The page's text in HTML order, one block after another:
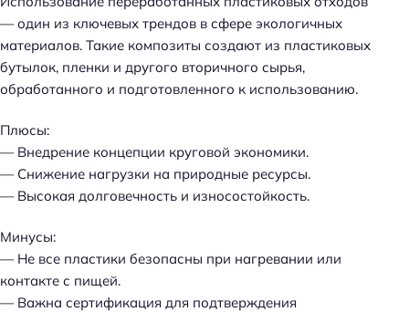
— один из ключевых трендов в сфере экологичных
материалов. Такие композиты создают из пластиковых
бутылок, пленки и другого вторичного сырья,
обработанного и подготовленного к использованию.
Плюсы:
— Внедрение концепции круговой экономики.
— Снижение нагрузки на природные ресурсы.
— Высокая долговечность и износостойкость.
Минусы:
— Не все пластики безопасны при нагревании или
контакте с пищей.
— Важна сертификация для подтверждения